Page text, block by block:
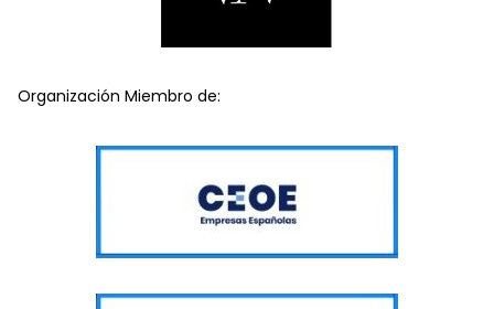
Organización Miembro de: